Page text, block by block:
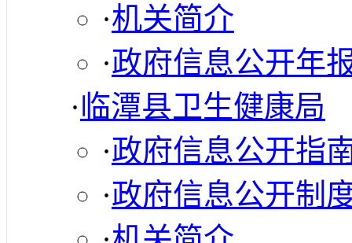
·机关简介
·政府信息公开年
·临潭县卫生健康局
·政府信息公开指
·政府信息公开制